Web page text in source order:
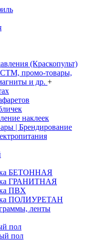
(Краскопульт)
промо-товары,
и др. +
наклеек
| Брендирование
БЕТОННАЯ
ГРАНИТНАЯ
ПВХ
ПОЛИУРЕТАН
ленты
пол
пол